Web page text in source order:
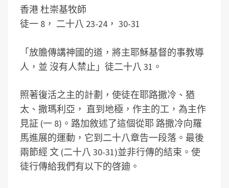
香港 杜崇基牧師
徒一 8， 二十八 23-24， 30-31
「放膽傳講神國的道，將主耶穌基督的事教導
人，並 沒有人禁止」徒二十八 31。
照著復活之主的計劃，使徒在耶路撒冷、猶
太、撒瑪利亞， 直到地極，作主的工，為主作
見証 (一 8)。路加敘述了這個從耶 路撒冷向羅
馬進展的運動，它到二十八章告一段落。最後
兩節經 文 (二十八 30-31)並非行傳的結束。使
徒行傳給我們有以下的啓廸。